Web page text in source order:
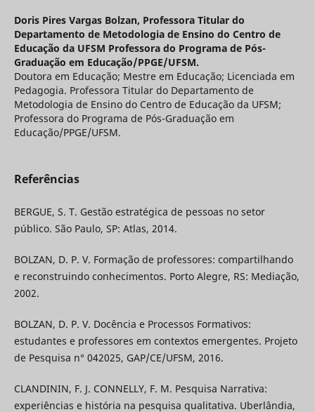
Doris Pires Vargas Bolzan, Professora Titular do
Departamento de Metodologia de Ensino do Centro de
Educação da UFSM Professora do Programa de Pós-
Graduação em Educação/PPGE/UFSM.
Doutora em Educação; Mestre em Educação; Licenciada em
Pedagogia. Professora Titular do Departamento de
Metodologia de Ensino do Centro de Educação da UFSM;
Professora do Programa de Pós-Graduação em
Educação/PPGE/UFSM.
Referências
BERGUE, S. T. Gestão estratégica de pessoas no setor
público. São Paulo, SP: Atlas, 2014.
BOLZAN, D. P. V. Formação de professores: compartilhando
e reconstruindo conhecimentos. Porto Alegre, RS: Mediação,
2002.
BOLZAN, D. P. V. Docência e Processos Formativos:
estudantes e professores em contextos emergentes. Projeto
de Pesquisa n° 042025, GAP/CE/UFSM, 2016.
CLANDININ, F. J. CONNELLY, F. M. Pesquisa Narrativa:
experiências e história na pesquisa qualitativa. Uberlândia,